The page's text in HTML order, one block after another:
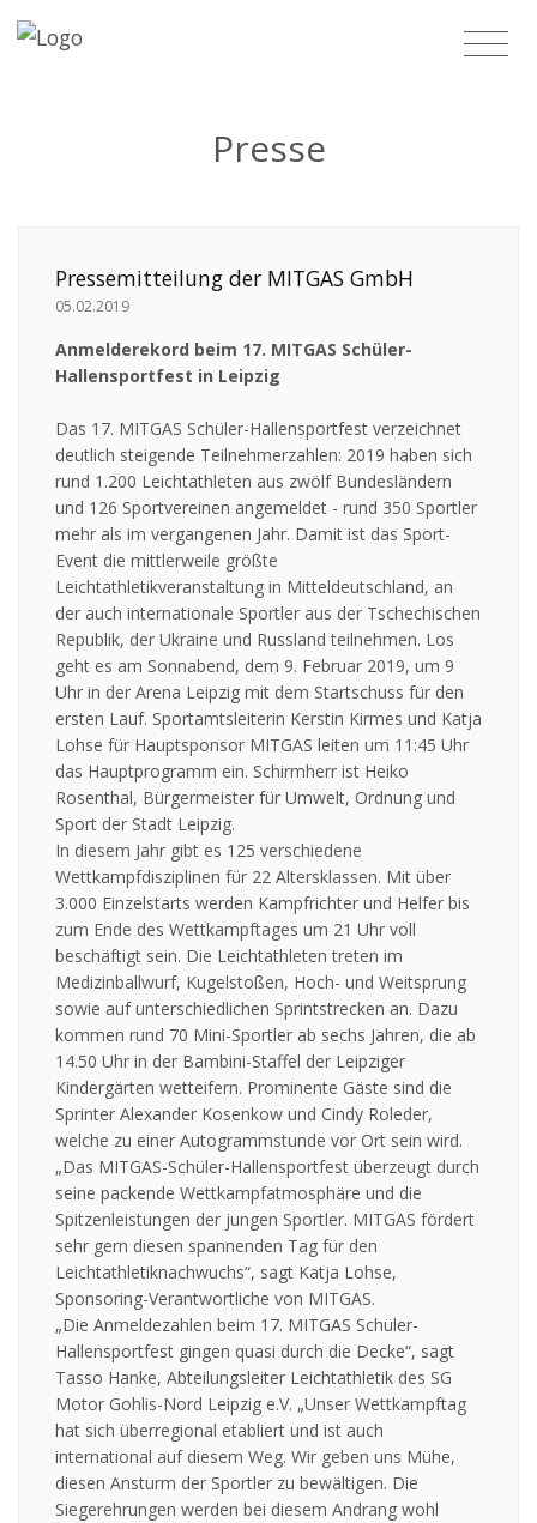
Presse
Pressemitteilung der MITGAS GmbH
05.02.2019
Anmelderekord beim 17. MITGAS Schüler-
Hallensportfest in Leipzig
Das 17. MITGAS Schüler-Hallensportfest verzeichnet
deutlich steigende Teilnehmerzahlen: 2019 haben sich
rund 1.200 Leichtathleten aus zwölf Bundesländern
und 126 Sportvereinen angemeldet - rund 350 Sportler
mehr als im vergangenen Jahr. Damit ist das Sport-
Event die mittlerweile größte
Leichtathletikveranstaltung in Mitteldeutschland, an
der auch internationale Sportler aus der Tschechischen
Republik, der Ukraine und Russland teilnehmen. Los
geht es am Sonnabend, dem 9. Februar 2019, um 9
Uhr in der Arena Leipzig mit dem Startschuss für den
ersten Lauf. Sportamtsleiterin Kerstin Kirmes und Katja
Lohse für Hauptsponsor MITGAS leiten um 11:45 Uhr
das Hauptprogramm ein. Schirmherr ist Heiko
Rosenthal, Bürgermeister für Umwelt, Ordnung und
Sport der Stadt Leipzig.
In diesem Jahr gibt es 125 verschiedene
Wettkampfdisziplinen für 22 Altersklassen. Mit über
3.000 Einzelstarts werden Kampfrichter und Helfer bis
zum Ende des Wettkampftages um 21 Uhr voll
beschäftigt sein. Die Leichtathleten treten im
Medizinballwurf, Kugelstoßen, Hoch- und Weitsprung
sowie auf unterschiedlichen Sprintstrecken an. Dazu
kommen rund 70 Mini-Sportler ab sechs Jahren, die ab
14.50 Uhr in der Bambini-Staffel der Leipziger
Kindergärten wetteifern. Prominente Gäste sind die
Sprinter Alexander Kosenkow und Cindy Roleder,
welche zu einer Autogrammstunde vor Ort sein wird.
„Das MITGAS-Schüler-Hallensportfest überzeugt durch
seine packende Wettkampfatmosphäre und die
Spitzenleistungen der jungen Sportler. MITGAS fördert
sehr gern diesen spannenden Tag für den
Leichtathletiknachwuchs“, sagt Katja Lohse,
Sponsoring-Verantwortliche von MITGAS.
„Die Anmeldezahlen beim 17. MITGAS Schüler-
Hallensportfest gingen quasi durch die Decke“, sagt
Tasso Hanke, Abteilungsleiter Leichtathletik des SG
Motor Gohlis-Nord Leipzig e.V. „Unser Wettkampftag
hat sich überregional etabliert und ist auch
international auf diesem Weg. Wir geben uns Mühe,
diesen Ansturm der Sportler zu bewältigen. Die
Siegerehrungen werden bei diesem Andrang wohl